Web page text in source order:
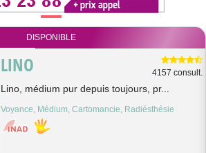
DISPONIBLE
LINO 4157 consult.
Lino, médium pur depuis toujours, pr...
Voyance, Médium, Cartomancie, Radiésthésie